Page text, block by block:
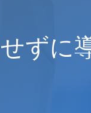
ずに